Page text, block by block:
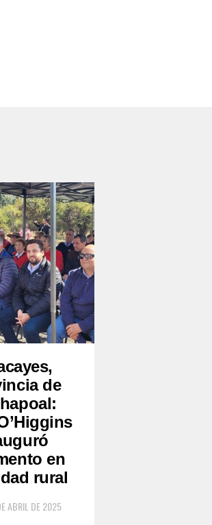
de
en
rural
ABRIL DE 2025